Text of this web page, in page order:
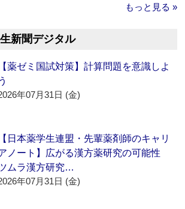
もっと見る »
新聞デジタル
【薬ゼミ国試対策】計算問題を意識しよ
う
年07月31日 (金)
【日本薬学生連盟・先輩薬剤師のキャリ
ノート】広がる漢方薬研究の可能性
ムラ漢方研究…
年07月31日 (金)